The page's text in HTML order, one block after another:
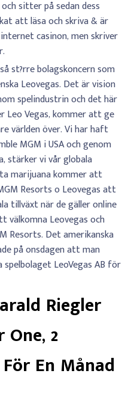
sitter på sedan dess
att läsa och skriva & är
casinon, men skriver
st?rre bolagskoncern som
Leovegas. Det är vision
spelindustrin och det här
Vegas, kommer att ge
världen över. Vi har haft
MGM i USA och genom
stärker vi vår globala
marijuana kommer att
Resorts o Leovegas att
tillväxt när de gäller online
välkomna Leovegas och
Resorts. Det amerikanska
på onsdagen att man
LeoVegas AB för
Riegler
2
En Månad